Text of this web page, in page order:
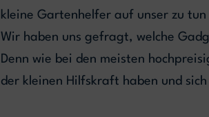
kleine Gartenhelfer auf unser zu
Wir haben uns gefragt, welche
Denn wie bei den meisten
der kleinen Hilfskraft haben und